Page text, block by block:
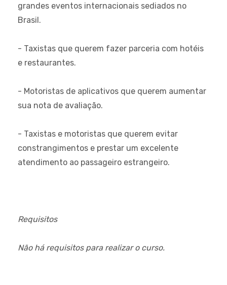
grandes eventos internacionais sediados no
Brasil.
- Taxistas que querem fazer parceria com hotéis
e restaurantes.
- Motoristas de aplicativos que querem aumentar
sua nota de avaliação.
- Taxistas e motoristas que querem evitar
constrangimentos e prestar um excelente
atendimento ao passageiro estrangeiro.
Requisitos
Não há requisitos para realizar o curso.